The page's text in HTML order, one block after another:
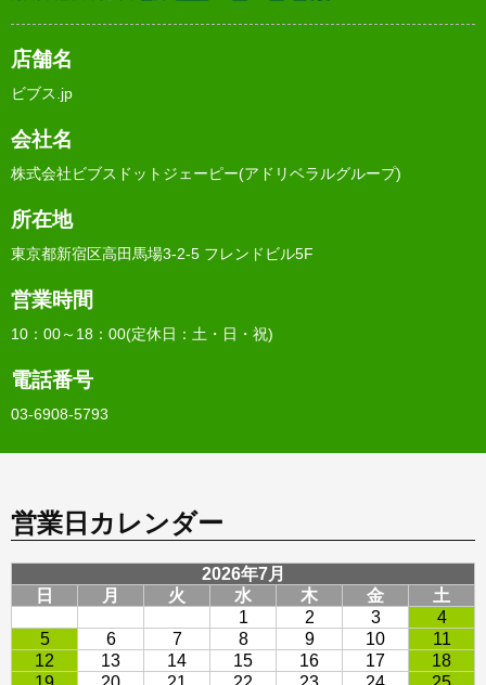
店舗名
ビブス.jp
会社名
株式会社ビブスドットジェーピー(アドリベラルグループ)
所在地
東京都新宿区高田馬場3-2-5 フレンドビル5F
営業時間
10：00～18：00(定休日：土・日・祝)
電話番号
03-6908-5793
営業日カレンダー